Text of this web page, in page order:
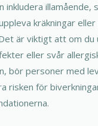
inkludera
kräkningar
är viktigt att om
eller svår
bör personer med
risken för